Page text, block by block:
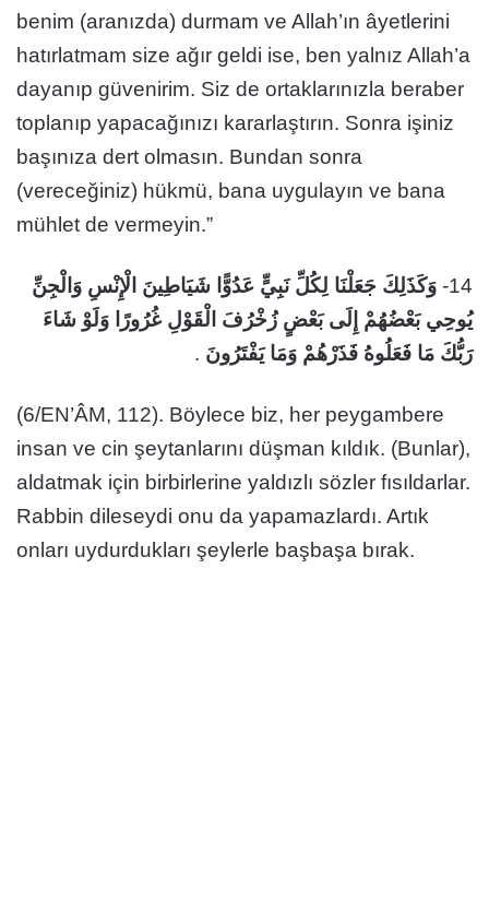
benim (aranızda) durmam ve Allah’ın âyetlerini
hatırlatmam size ağır geldi ise, ben yalnız Allah’a
dayanıp güvenirim. Siz de ortaklarınızla beraber
toplanıp yapacağınızı kararlaştırın. Sonra işiniz
başınıza dert olmasın. Bundan sonra
(vereceğiniz) hükmü, bana uygulayın ve bana
mühlet de vermeyin.”
14- وَكَذَلِكَ جَعَلْنَا لِكُلِّ نَبِيٍّ عَدُوًّا شَيَاطِينَ الْإِنْسِ وَالْجِنِّ
يُوحِي بَعْضُهُمْ إِلَى بَعْضٍ زُخْرُفَ الْقَوْلِ غُرُورًا وَلَوْ شَاءَ
رَبُّكَ مَا فَعَلُوهُ فَذَرْهُمْ وَمَا يَفْتَرُونَ .
(6/EN’ÂM, 112). Böylece biz, her peygambere
insan ve cin şeytanlarını düşman kıldık. (Bunlar),
aldatmak için birbirlerine yaldızlı sözler fısıldarlar.
Rabbin dileseydi onu da yapamazlardı. Artık
onları uydurdukları şeylerle başbaşa bırak.